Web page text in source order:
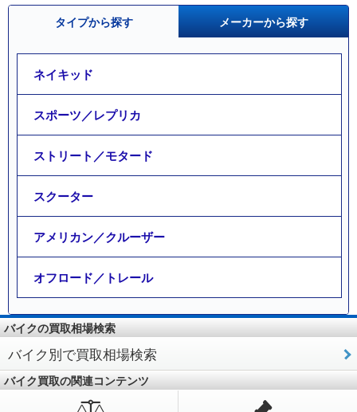
タイプから探す メーカーから探す
ネイキッド
スポーツ／レプリカ
ストリート／モタード
スクーター
アメリカン／クルーザー
オフロード／トレール
バイクの買取相場検索
バイク別で買取相場検索
バイク買取の関連コンテンツ